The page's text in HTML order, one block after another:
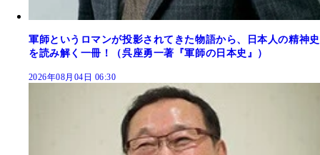
軍師というロマンが投影されてきた物語から、日本人の精神史
を読み解く一冊！（呉座勇一著『軍師の日本史』）
2026年08月04日 06:30